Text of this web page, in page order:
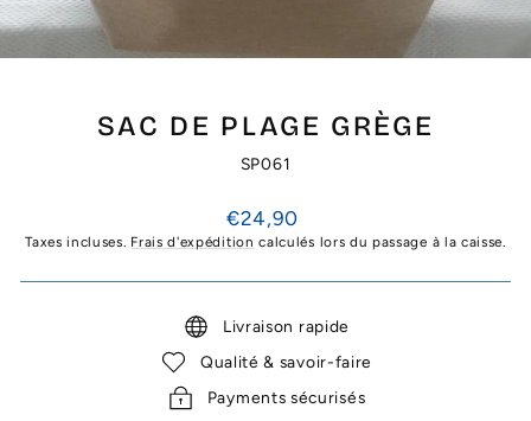
SAC DE PLAGE GRÈGE
SP061
Prix
régulier
€24,90
Taxes incluses. Frais d'expédition calculés lors du passage à la caisse.
Livraison rapide
Qualité & savoir-faire
Payments sécurisés